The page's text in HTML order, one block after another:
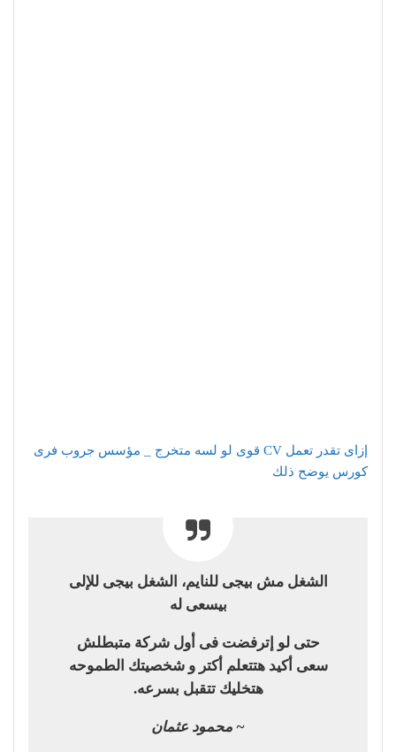
إزاى تقدر تعمل CV قوى لو لسه متخرج _ مؤسس جروب فرى
كورس يوضح ذلك
الشغل مش بيجى للنايم، الشغل بيجى للإلى
بيسعى له
حتى لو إترفضت فى أول شركة متبطلش
سعى أكيد هتتعلم أكتر و شخصيتك الطموحه
هتخليك تتقبل بسرعه.
~ محمود عثمان